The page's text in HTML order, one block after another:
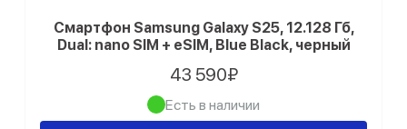
Смартфон Samsung Galaxy S25, 12.128 Гб,
Dual: nano SIM + eSIM, Blue Black, черный
43 590₽
Есть в наличии